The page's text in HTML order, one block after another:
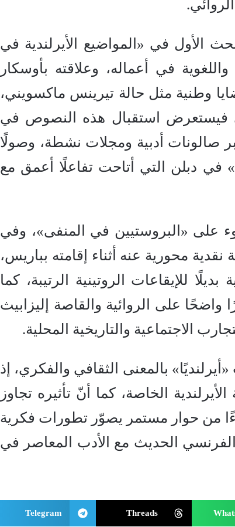
الأول في «المواضيع الأيرلندية في
في أعماله، وعلاقته بأوسكار
وطنية مثل حالة تيرينس ماكسويني،
فيستعرض استقبال هذه النصوص في
صالونات أدبية ومجلات نشطة، وصولًا
في دبلن التي أتاحت تفاعلًا أعمق مع
على «البروستيين في المنفى»، وفي
محورية عنه أثناء إقامته بباريس،
للإيقاعات الروتينية الرتيبة، كما
على الروائية والقاصة إليزابيث
الاجتماعية والتاريخية المحلية.
بالمعنى الثقافي والفكري، إذ
الخاصة، كما أنّ تأثيره تجاوز
من حوار مستمر يصوّر تطورات فكرية
الحديث مع الأدب المعاصر في
Threads
Telegram